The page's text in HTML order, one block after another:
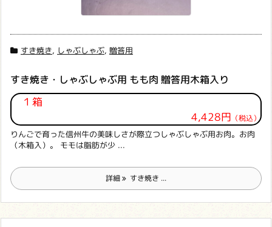
すき焼き, しゃぶしゃぶ, 贈答用
すき焼き・しゃぶしゃぶ用 もも肉 贈答用木箱入り
１箱
4,428円 （税込）
りんごで育った信州牛の美味しさが際立つしゃぶしゃぶ用お肉。お肉
（木箱入）。 モモは脂肪が少 ...
詳細 すき焼き ...